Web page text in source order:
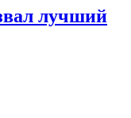
лучший